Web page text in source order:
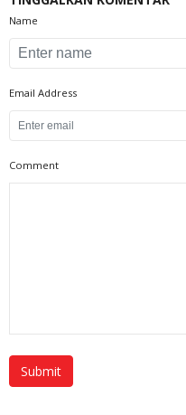
Name
Email Address
Comment